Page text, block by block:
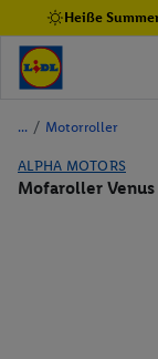
Heiße
/ Motorroller
ALPHA MOTORS
Mofaroller Venus